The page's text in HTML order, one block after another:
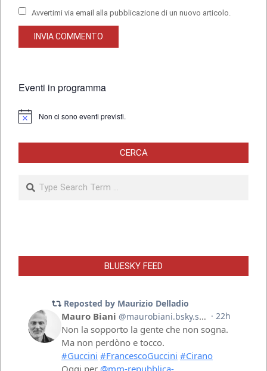
Avvertimi via email alla pubblicazione di un nuovo articolo.
Eventi in programma
Notice Non ci sono eventi previsti.
CERCA
Search
BLUESKY FEED